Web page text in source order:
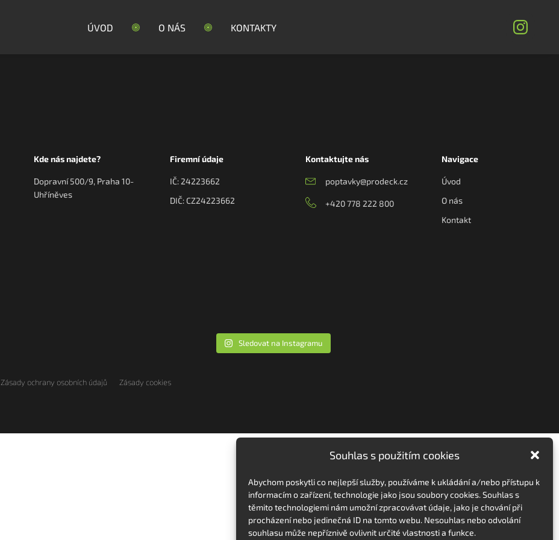
Souhlas s použitím cookies
Abychom poskytli co nejlepší služby, používáme k ukládání a/nebo přístupu k
informacím o zařízení, technologie jako jsou soubory cookies. Souhlas s
těmito technologiemi nám umožní zpracovávat údaje, jako je chování při
procházení nebo jedinečná ID na tomto webu. Nesouhlas nebo odvolání
souhlasu může nepříznivě ovlivnit určité vlastnosti a funkce.
ÚVOD O NÁS KONTAKTY
Kde nás najdete?
Dopravní 500/9, Praha 10-
Uhříněves
Firemní údaje
IČ: 24223662
DIČ: CZ24223662
Kontaktujte nás
poptavky@prodeck.cz
+420 778 222 800
Navigace
Úvod
O nás
Kontakt
Sledovat na Instagramu
Zásady ochrany osobních údajů Zásady cookies